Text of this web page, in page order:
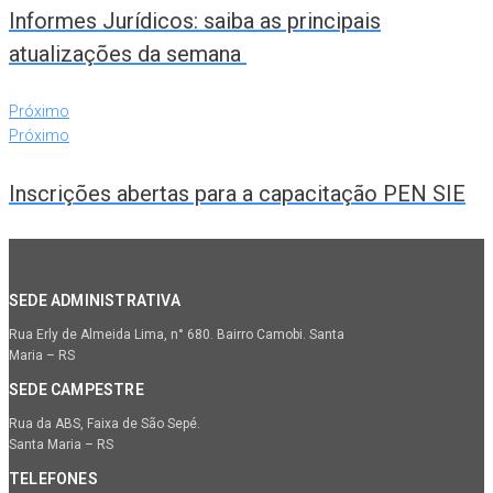
Informes Jurídicos: saiba as principais
atualizações da semana
Próximo
Próximo
Inscrições abertas para a capacitação PEN SIE
SEDE ADMINISTRATIVA
Rua Erly de Almeida Lima, n° 680. Bairro Camobi. Santa
Maria – RS
SEDE CAMPESTRE
Rua da ABS, Faixa de São Sepé.
Santa Maria – RS
TELEFONES